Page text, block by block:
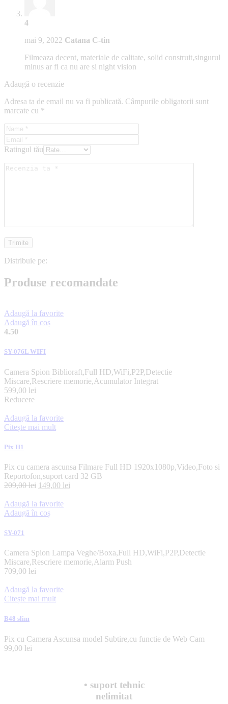
4
mai 9, 2022 Catana C-tin
Filmeaza decent, materiale de calitate, solid construit,singurul
minus ar fi ca nu are si night vision
Adaugă o recenzie
Adresa ta de email nu va fi publicată. Câmpurile obligatorii sunt
marcate cu *
Ratingul tău
Distribuie pe:
Produse recomandate
Adaugă la favorite
Adaugă în coș
4.50
SY-076L WIFI
Camera Spion Biblioraft,Full HD,WiFi,P2P,Detectie
Miscare,Rescriere memorie,Acumulator Integrat
599,00 lei
Reducere
Adaugă la favorite
Citește mai mult
Pix H1
Pix cu camera ascunsa Filmare Full HD 1920x1080p,Video,Foto si
Reportofon,suport card 32 GB
209,00lei 149,00 lei
Adaugă la favorite
Adaugă în coș
SY-071
Camera Spion Lampa Veghe/Boxa,Full HD,WiFi,P2P,Detectie
Miscare,Rescriere memorie,Alarm Push
709,00 lei
Adaugă la favorite
Citește mai mult
B48 slim
Pix cu Camera Ascunsa model Subtire,cu functie de Web Cam
99,00 lei
• suport tehnic
nelimitat